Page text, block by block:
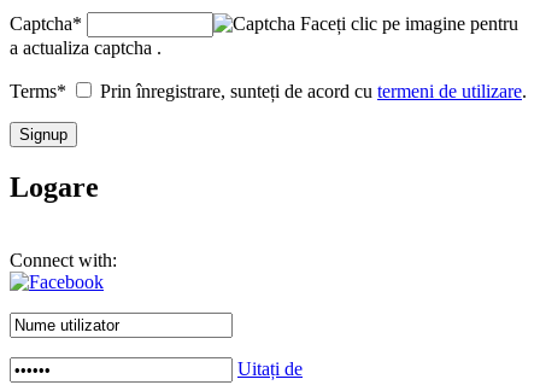
Captcha*
Faceți clic pe imagine pentru
a actualiza captcha .
Terms* Prin înregistrare, sunteți de acord cu termeni de utilizare.
Logare
Connect with:
Uitați de